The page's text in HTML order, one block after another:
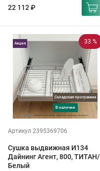
22 112 ₽
33 %
Складская программа
в наличии
Акция
Артикул 2395369706
Сушка выдвижная И134
Дайнинг Агент, 800, ТИТАН/
Белый